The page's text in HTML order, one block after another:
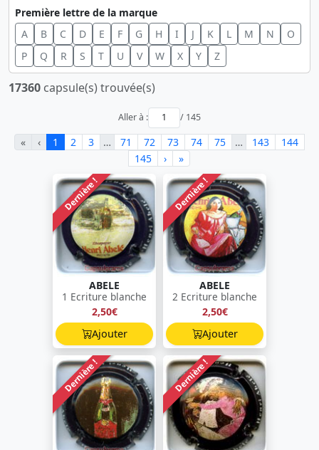
Première lettre de la marque
A
B C D E F G H I J K L M N
O
P
Q R S T U V W X Y Z
17360 capsule(s) trouvée(s)
Aller à : / 145
« ‹ 1 2 3 … 71 72 73 74 75 … 143
144
145
› »
Dernière !
ABELE
1 Ecriture blanche
2,50€
Ajouter
Dernière !
ABELE
2 Ecriture blanche
2,50€
Ajouter
Dernière ! Dernière !